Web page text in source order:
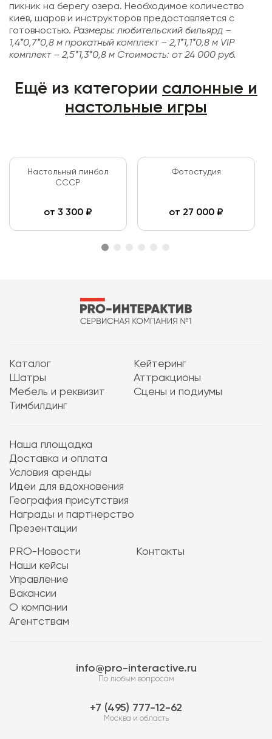
пикник на берегу озера. Необходимое количество
киев, шаров и инструкторов предоставляется с
готовностью. Размеры: любительский бильярд –
1,4*0,7*0,8 м прокатный комплект – 2,1*1,1*0,8 м VIP
комплект – 2,5*1,3*0,8 м Стоимость: от 24 000 руб.
Ещё из категории салонные и
настольные игры
Настольный пинбол
СССР
от 3 300 ₽
Фотостудия
от 27 000 ₽
Каталог
Кейтеринг
Шатры
Аттракционы
Мебель и реквизит
Сцены и подиумы
Тимбилдинг
Наша площадка
Доставка и оплата
Условия аренды
Идеи для вдохновения
География присутствия
Награды и партнерство
Презентации
PRO-Новости
Наши кейсы
Управление
Вакансии
О компании
Агентствам
Контакты
info@pro-interactive.ru
По любым вопросам
7 (495) 777-12-62
Москва и область